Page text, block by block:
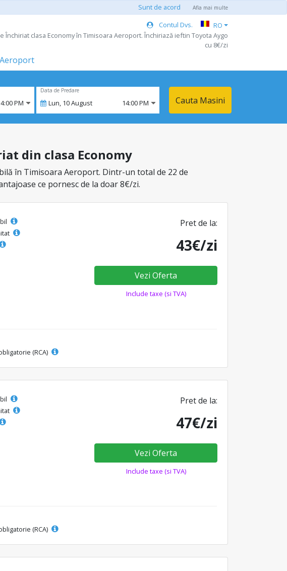
Sunt de acord Afla mai multe
Contul Dvs.
RO
Închiriat clasa Economy în Timisoara Aeroport. Închiriază ieftin Toyota Aygo
cu 8€/zi
PM
Data de Predare
Lun, 10August 14:00 PM Cauta Masini
din clasa Economy
în Timisoara Aeroport. Dintr-un total de 22 de
ce pornesc de la doar 8€/zi.
Pret de la:
43€/zi
Vezi Oferta
Include taxe (si TVA)
(RCA)
Pret de la:
47€/zi
Vezi Oferta
Include taxe (si TVA)
(RCA)